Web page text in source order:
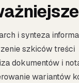
i synteza
szkiców treści
dokumentów i
wariantów